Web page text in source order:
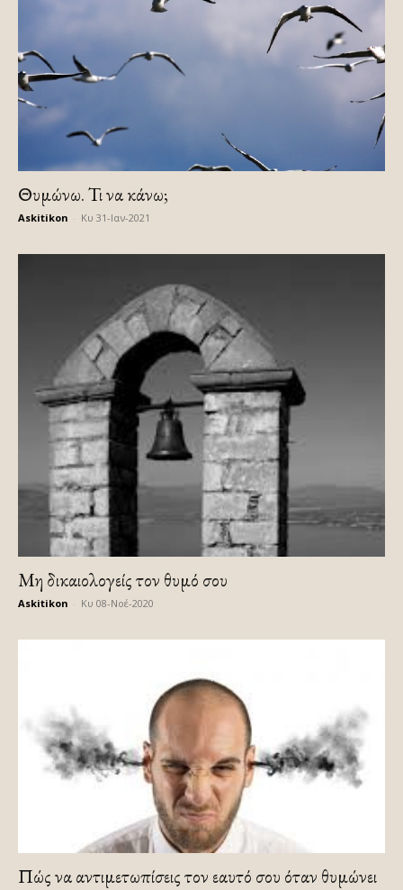
Θυμώνω. Τι να κάνω;
Askitikon Κυ 31-Ιαν-2021
Μη δικαιολογείς τον θυμό σου
Askitikon Κυ 08-Νοέ-2020
Πώς να αντιμετωπίσεις τον εαυτό σου όταν θυμώνει